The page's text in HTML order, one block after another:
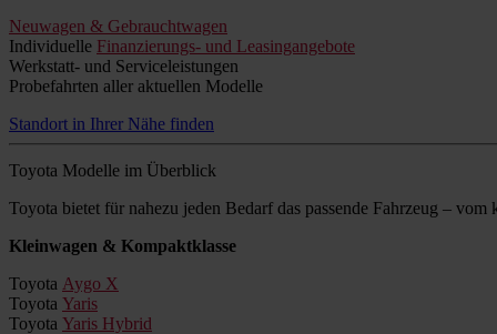
Neuwagen & Gebrauchtwagen
Individuelle Finanzierungs- und Leasingangebote
Werkstatt- und Serviceleistungen
Probefahrten aller aktuellen Modelle
Standort in Ihrer Nähe finden
Toyota Modelle im Überblick
Toyota bietet für nahezu jeden Bedarf das passende Fahrzeug –
Kleinwagen & Kompaktklasse
Toyota Aygo X
Toyota Yaris
Toyota Yaris Hybrid